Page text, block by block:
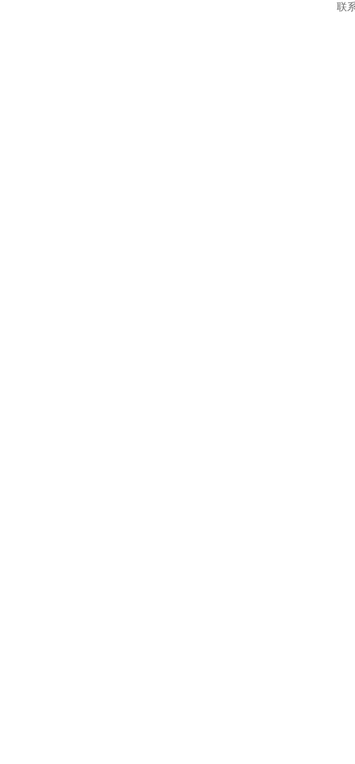
联